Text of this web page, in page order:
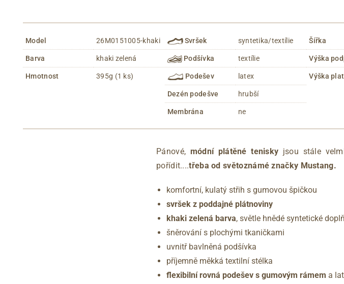
Model 26M0151005-khaki
Barva khaki zelená
Hmotnost 395g (1 ks)
Svršek syntetika/textílie
Podšívka textílie
Podešev latex
Dezén podešve hrubší
Membrána ne
Šířka
Výška
Výška
Pánové, módní plátěné tenisky jsou stále
pořídit....třeba od světoznámé značky Mustang.
komfortní, kulatý střih s gumovou špičkou
svršek z poddajné plátnoviny
khaki zelená barva, světle hnědé syntetické
šněrování s plochými tkaničkami
uvnitř bavlněná podšívka
příjemně měkká textilní stélka
flexibilní rovná podešev s gumovým rámem a